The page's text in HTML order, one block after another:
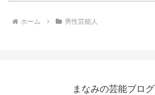
ホーム 男性芸能人
まなみの芸能ブログ